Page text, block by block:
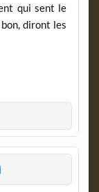
qui sent le
diront les